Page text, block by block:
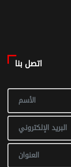
اتصل بنا